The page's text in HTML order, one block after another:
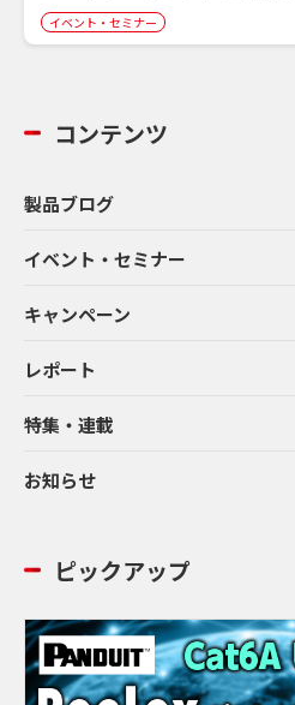
イベント・セミナー
コンテンツ
製品ブログ
イベント・セミナー
キャンペーン
レポート
特集・連載
お知らせ
ピックアップ